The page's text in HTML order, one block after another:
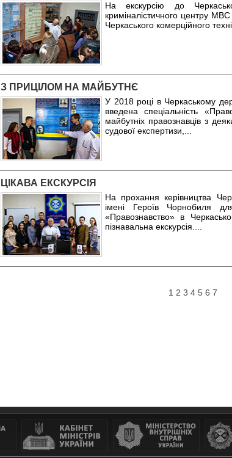
На екскурсію до
криміналістичного центру
Черкаського комерційного
З ПРИЦІЛОМ НА МАЙБУТНЄ
У 2018 році в Черкаському
введена спеціальність
майбутніх правознавців з
судової експертизи,
ЦІКАВА ЕКСКУРСІЯ
На прохання керівництва
імені Героїв Чорнобиля
«Правознавство» в
пізнавальна екскурсія.
1 2 3 4 5 6 7